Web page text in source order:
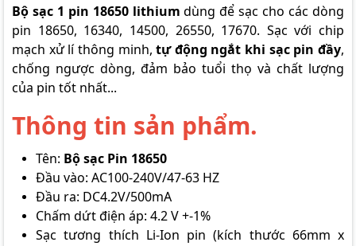
Bộ sạc 1 pin 18650 lithium dùng để sạc cho các dòng
pin 18650, 16340, 14500, 26550, 17670. Sạc với chip
mạch xử lí thông minh,tự động ngắt khi sạc pin đầy,
chống ngược dòng, đảm bảo tuổi thọ và chất lượng
của pin tốt nhất...
Thông tin sản phẩm.
Tên: Bộ sạc Pin 18650
Đầu vào: AC100-240V/47-63 HZ
Đầu ra: DC4.2V/500mA
Chấm dứt điện áp: 4.2 V +-1%
Sạc tương thích Li-Ion pin (kích thước 66mm x